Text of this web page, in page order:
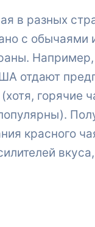
в разных
с обычаями
Например,
отдают
горячие
красного